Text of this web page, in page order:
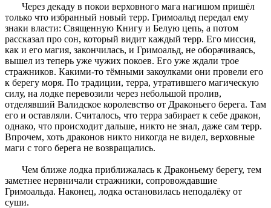
Через декаду в покои верховного мага нагишом пришёл
только что избранный новый терр. Гримоальд передал ему
знаки власти: Священную Книгу и Белую цепь, а потом
рассказал про сон, который видит каждый терр. Его миссия,
как и его магия, закончилась, и Гримоальд, не оборачиваясь,
вышел из теперь уже чужих покоев. Его уже ждали трое
стражников. Какими-то тёмными закоулками они провели его
к берегу моря. По традиции, терра, утратившего магическую
силу, на лодке перевозили через небольшой пролив,
отделявший Валидское королевство от Драконьего берега. Там
его и оставляли. Считалось, что терра забирает к себе дракон,
однако, что происходит дальше, никто не знал, даже сам терр.
Впрочем, хоть драконов никто никогда не видел, верховные
маги с того берега не возвращались.
Чем ближе лодка приближалась к Драконьему берегу, тем
заметнее нервничали стражники, сопровождавшие
Гримоальда. Наконец, лодка остановилась неподалёку от
суши.